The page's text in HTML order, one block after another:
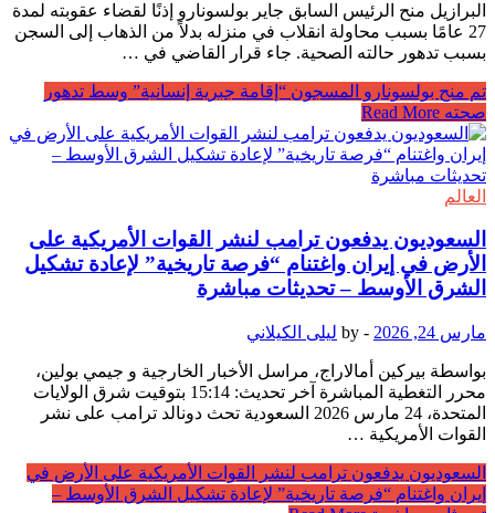
البرازيل منح الرئيس السابق جاير بولسونارو إذنًا لقضاء عقوبته لمدة
27 عامًا بسبب محاولة انقلاب في منزله بدلاً من الذهاب إلى السجن
بسبب تدهور حالته الصحية. جاء قرار القاضي في …
تم منح بولسونارو المسجون “إقامة جبرية إنسانية” وسط تدهور
صحته
العالم
السعوديون يدفعون ترامب لنشر القوات الأمريكية على
الأرض في إيران واغتنام “فرصة تاريخية” لإعادة تشكيل
الشرق الأوسط – تحديثات مباشرة
مارس 24, 2026 -
by ليلى الكيلاني
بواسطة بيركين أمالاراج، مراسل الأخبار الخارجية و جيمي بولين،
محرر التغطية المباشرة آخر تحديث: 15:14 بتوقيت شرق الولايات
المتحدة، 24 مارس 2026 السعودية تحث دونالد ترامب على نشر
القوات الأمريكية …
السعوديون يدفعون ترامب لنشر القوات الأمريكية على الأرض في
إيران واغتنام “فرصة تاريخية” لإعادة تشكيل الشرق الأوسط –